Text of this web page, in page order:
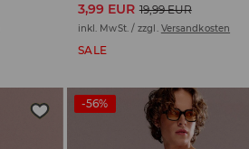
3,99 EUR 19,99 EUR
inkl. MwSt. / zzgl. Versandkosten
SALE
-56%